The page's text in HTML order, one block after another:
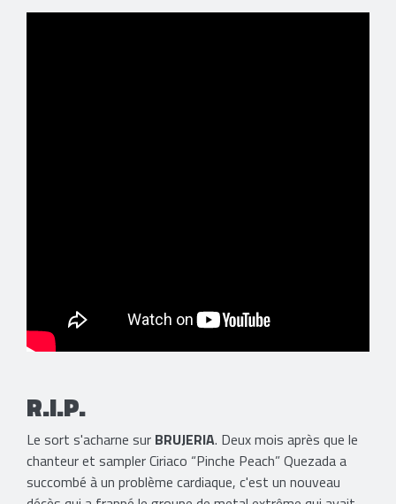
R.I.P.
Le sort s'acharne sur BRUJERIA. Deux mois après que le
chanteur et sampler Ciriaco “Pinche Peach” Quezada a
succombé à un problème cardiaque, c'est un nouveau